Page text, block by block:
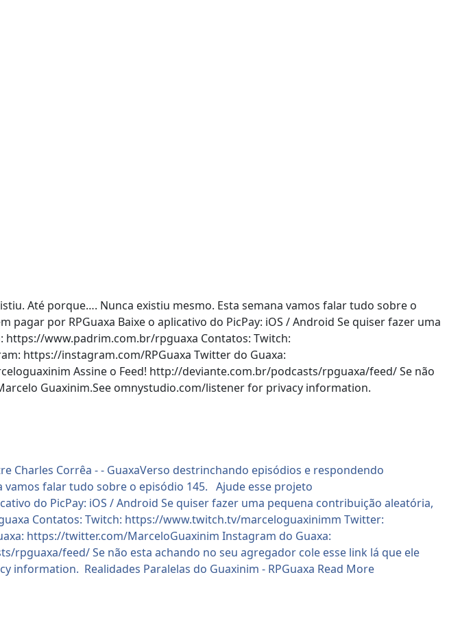
Até porque…. Nunca existiu mesmo. Esta semana vamos falar tudo sobre o
por RPGuaxa Baixe o aplicativo do PicPay: iOS / Android Se quiser fazer uma
https://www.padrim.com.br/rpguaxa Contatos: Twitch:
https://instagram.com/RPGuaxa Twitter do Guaxa:
Assine o Feed! http://deviante.com.br/podcasts/rpguaxa/feed/ Se não
Guaxinim.See omnystudio.com/listener for privacy information.